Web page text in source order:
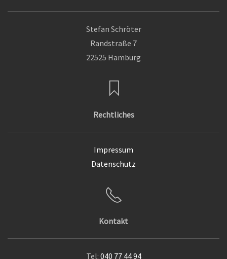
Stefan Schröter
Randstraße 7
22525 Hamburg
Rechtliches
Impressum
Datenschutz
Kontakt
Tel: 040 77 44 94